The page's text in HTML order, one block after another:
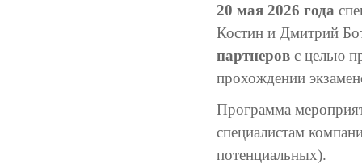
20 мая 2026 года
Костин и Дмитрий
партнеров с целью
прохождении
Программа
специалистам
потенциальных).